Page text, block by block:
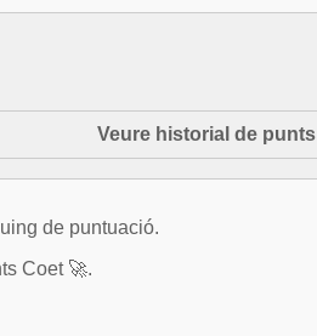
Veure historial de punts
de puntuació.
Coet 🚀.